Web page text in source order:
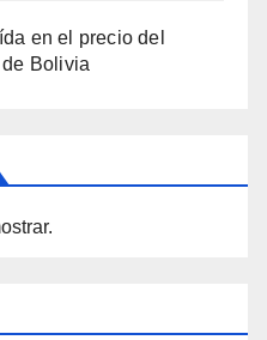
en el precio del
Bolivia